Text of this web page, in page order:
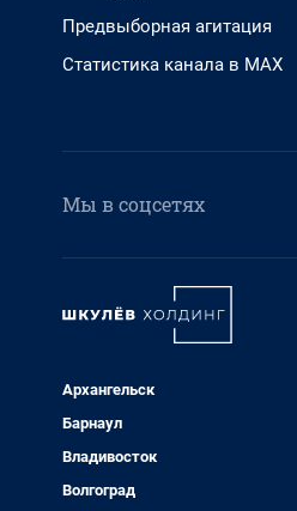
Предвыборная агитация
Статистика канала в MAX
Мы в соцсетях
Архангельск
Барнаул
Владивосток
Волгоград